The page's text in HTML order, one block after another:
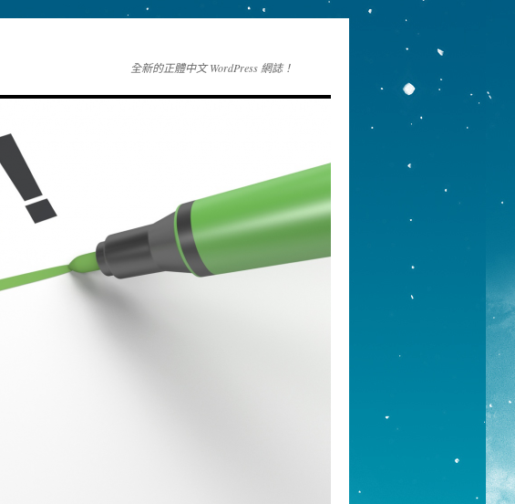
全新的正體中文 WordPress 網誌！